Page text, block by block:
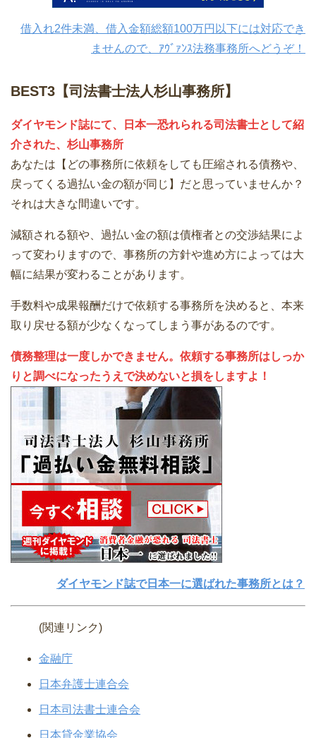
借入れ2件未満、借入金額総額100万円以下には対応でき
ませんので、ｱｳﾞｧﾝｽ法務事務所へどうぞ！
BEST3【司法書士法人杉山事務所】
ダイヤモンド誌にて、日本一恐れられる司法書士として紹
介された、杉山事務所
あなたは【どの事務所に依頼をしても圧縮される債務や、
戻ってくる過払い金の額が同じ】だと思っていませんか？
それは大きな間違いです。
減額される額や、過払い金の額は債権者との交渉結果によ
って変わりますので、事務所の方針や進め方によっては大
幅に結果が変わることがあります。
手数料や成果報酬だけで依頼する事務所を決めると、本来
取り戻せる額が少なくなってしまう事があるのです。
債務整理は一度しかできません。依頼する事務所はしっか
りと調べになったうえで決めないと損をしますよ！
ダイヤモンド誌で日本一に選ばれた事務所とは？
(関連リンク)
金融庁
日本弁護士連合会
日本司法書士連合会
日本貸金業協会